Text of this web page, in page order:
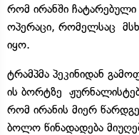
რომ ირანში
ოპერაცი, რომელსაც
იყო.
ტრამპმა პეკინიდან
ის ბორტზე
რომ ირანის მიერ
ბოლო წინადადება